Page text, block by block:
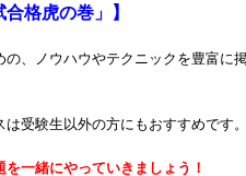
格虎の巻」】
、ノウハウやテクニックを豊富に
受験生以外の方にもおすすめです
一緒にやっていきましょう！